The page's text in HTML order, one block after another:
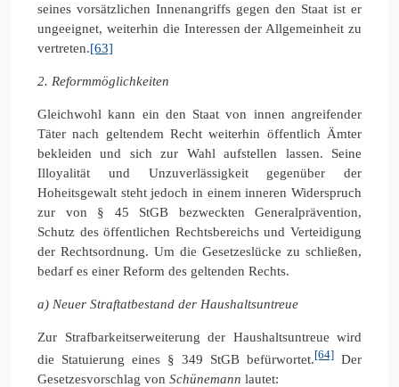
seines vorsätzlichen Innenangriffs gegen den Staat ist er
ungeeignet, weiterhin die Interessen der Allgemeinheit zu
vertreten.[63]
2. Reformmöglichkeiten
Gleichwohl kann ein den Staat von innen angreifender
Täter nach geltendem Recht weiterhin öffentlich Ämter
bekleiden und sich zur Wahl aufstellen lassen. Seine
Illoyalität und Unzuverlässigkeit gegenüber der
Hoheitsgewalt steht jedoch in einem inneren Widerspruch
zur von § 45 StGB bezweckten Generalprävention,
Schutz des öffentlichen Rechtsbereichs und Verteidigung
der Rechtsordnung. Um die Gesetzeslücke zu schließen,
bedarf es einer Reform des geltenden Rechts.
a) Neuer Straftatbestand der Haushaltsuntreue
Zur Strafbarkeitserweiterung der Haushaltsuntreue wird
die Statuierung eines § 349 StGB befürwortet.[64] Der
Gesetzesvorschlag von Schünemann lautet: